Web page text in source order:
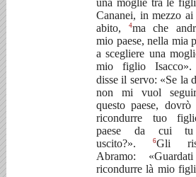
una moglie tra le
Cananei, in mezzo
abito,
4ma che
mio paese, nella mia
a scegliere una
mio figlio
disse il servo: «Se la
non mi vuol
questo paese, dovrò
ricondurre tuo
paese da cui
uscito?».
6Gli
Abramo:
ricondurre là mio